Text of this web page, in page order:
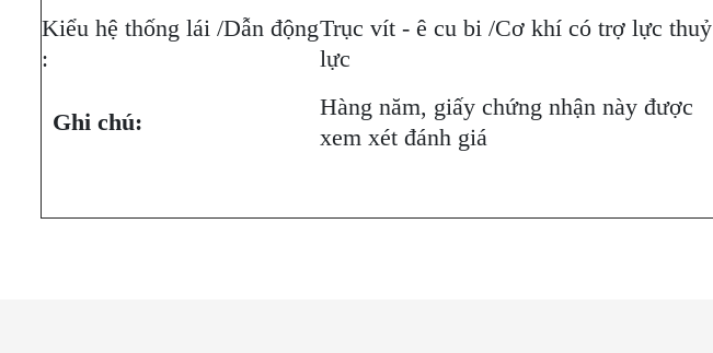
Kiểu hệ thống lái /Dẫn động
:
Trục vít - ê cu bi /Cơ khí có trợ lực thuỷ
lực
Ghi chú:
Hàng năm, giấy chứng nhận này được
xem xét đánh giá